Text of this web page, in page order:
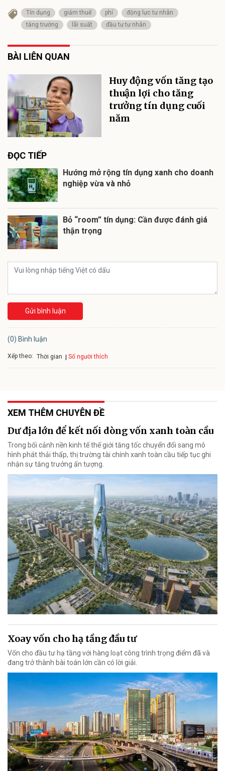
Tín dụng giảm thuế phí
động lực tư nhân
tăng trưởng
lãi suất đầu tư tư nhân
BÀI LIÊN QUAN
Huy động vốn tăng tạo
thuận lợi cho tăng
trưởng tín dụng cuối
năm
ĐỌC TIẾP
Hướng mở rộng tín dụng xanh cho doanh
nghiệp vừa và nhỏ
Bỏ “room” tín dụng: Cần được đánh giá
thận trọng
Gửi bình luận
(0) Bình luận
Xếp theo: Thời gian Số người thích
XEM THÊM CHUYÊN ĐỀ
Dư địa lớn để kết nối dòng vốn xanh toàn cầu
Trong bối cảnh nền kinh tế thế giới tăng tốc chuyển đổi sang mô
hình phát thải thấp, thị trường tài chính xanh toàn cầu tiếp tục ghi
nhận sự tăng trưởng ấn tượng.
Xoay vốn cho hạ tầng đầu tư
Vốn cho đầu tư hạ tầng với hàng loạt công trình trọng điểm đã và
đang trở thành bài toán lớn cần có lời giải.